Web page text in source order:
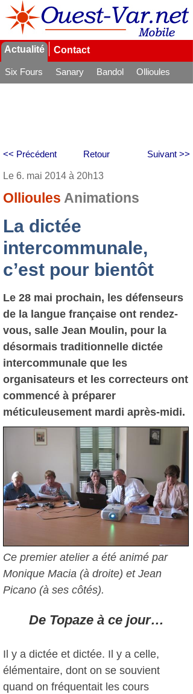
Actualité Contact
Six Fours Sanary Bandol
Ollioules
Retour
<< Précédent Suivant >>
Le 6. mai 2014 à 20h13
Ollioules Animations
La dictée
intercommunale,
c’est pour bientôt
Le 28 mai prochain, les défenseurs
de la langue française ont rendez-
vous, salle Jean Moulin, pour la
désormais traditionnelle dictée
intercommunale que les
organisateurs et les correcteurs ont
commencé à préparer
méticuleusement mardi après-midi.
Ce premier atelier a été animé par
Monique Macia (à droite) et Jean
Picano (à ses côtés).
De Topaze à ce jour…
Il y a dictée et dictée. Il y a celle,
élémentaire, dont on se souvient
quand on fréquentait les cours